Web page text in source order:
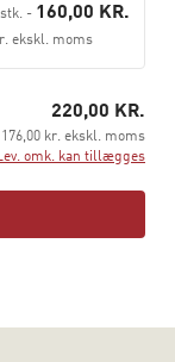
til studerende
inden for
hvor
- 160,00 KR.
ekskl. moms
220,00 KR.
176,00 kr. ekskl. moms
omk. kan tillægges